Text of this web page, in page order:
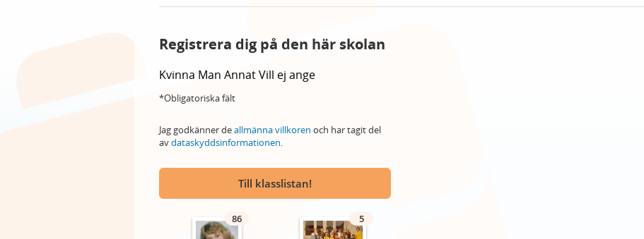
Registrera dig på den här skolan
Kvinna Man AnnatVill ej ange
*Obligatoriska fält
Jag godkänner deallmänna villkoren och har tagit del
avdataskyddsinformationen.
Till klasslistan!
86 5